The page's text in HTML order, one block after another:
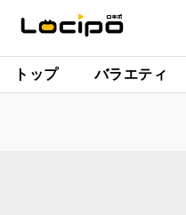
トップ バラエティ